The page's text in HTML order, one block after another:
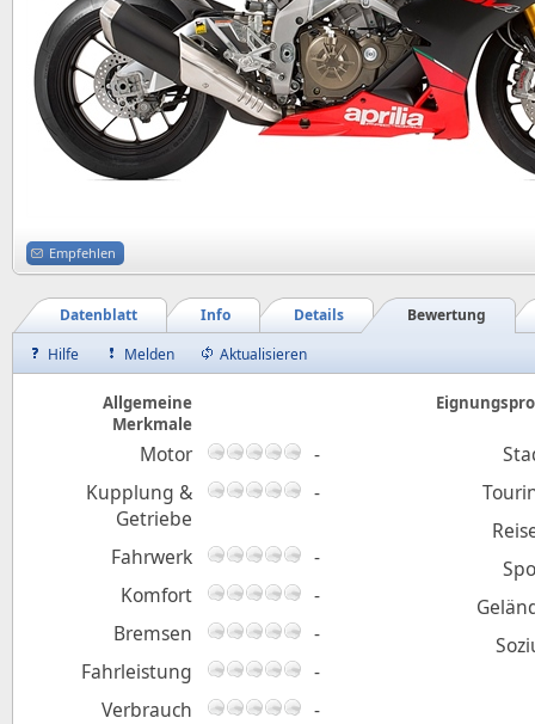
Empfehlen
Bewertung
Details
Info
Datenblatt
Hilfe
Melden Aktualisieren
Allgemeine
Merkmale
Motor
-
Kupplung &
Getriebe
-
Fahrwerk
-
Komfort
-
Bremsen
-
Fahrleistung
-
Verbrauch
-